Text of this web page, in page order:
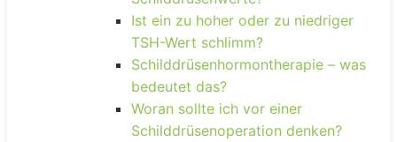
Ist ein zu hoher oder zu niedriger
TSH-Wert schlimm?
Schilddrüsenhormontherapie – was
bedeutet das?
Woran sollte ich vor einer
Schilddrüsenoperation denken?